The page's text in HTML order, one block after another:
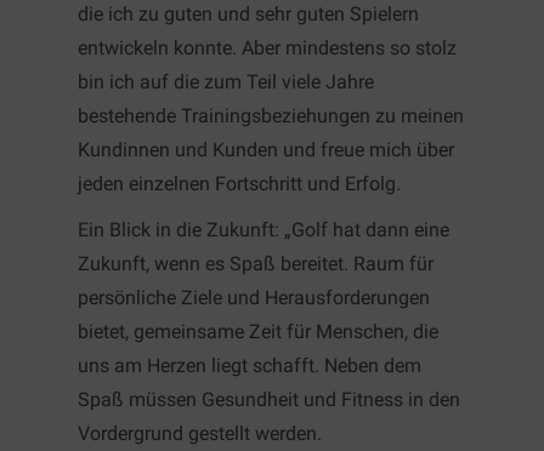
die ich zu guten und sehr guten Spielern
entwickeln konnte. Aber mindestens so stolz
bin ich auf die zum Teil viele Jahre
bestehende Trainingsbeziehungen zu meinen
Kundinnen und Kunden und freue mich über
jeden einzelnen Fortschritt und Erfolg.
Ein Blick in die Zukunft: „Golf hat dann eine
Zukunft, wenn es Spaß bereitet. Raum für
persönliche Ziele und Herausforderungen
bietet, gemeinsame Zeit für Menschen, die
uns am Herzen liegt schafft. Neben dem
Spaß müssen Gesundheit und Fitness in den
Vordergrund gestellt werden.